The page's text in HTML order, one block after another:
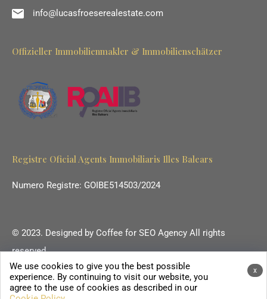
info@lucasfroeserealestate.com
Offizieller Immobilienmakler & Immobilienschätzer
Registre Oficial Agents Immobiliaris Illes Balears
Numero Registre: GOIBE514503/2024
© 2023. Designed by Coffee for SEO Agency All rights
reserved.
Ihr Immobilienmakler auf Mallorca.
x
We use cookies to give you the best possible
experience. By continuing to visit our website, you
agree to the use of cookies as described in our